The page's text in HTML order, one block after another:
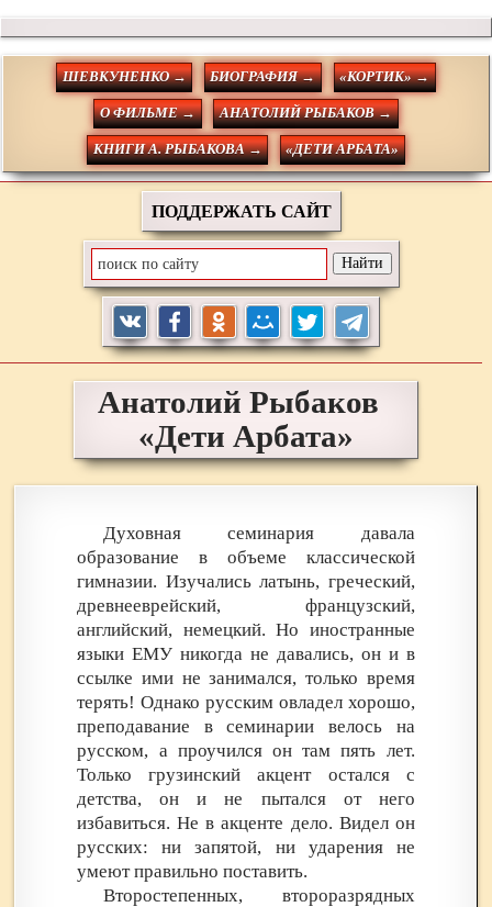
ШЕВКУНЕНКО → БИОГРАФИЯ → «КОРТИК» →
О ФИЛЬМЕ → АНАТОЛИЙ РЫБАКОВ →
КНИГИ А. РЫБАКОВА → «ДЕТИ АРБАТА»
ПОДДЕРЖАТЬ САЙТ
Анатолий Рыбаков
«Дети Арбата»
Духовная семинария давала
образование в объеме классической
гимназии. Изучались латынь, греческий,
древнееврейский, французский,
английский, немецкий. Но иностранные
языки ЕМУ никогда не давались, он и в
ссылке ими не занимался, только время
терять! Однако русским овладел хорошо,
преподавание в семинарии велось на
русском, а проучился он там пять лет.
Только грузинский акцент остался с
детства, он и не пытался от него
избавиться. Не в акценте дело. Видел он
русских: ни запятой, ни ударения не
умеют правильно поставить.
Второстепенных, второразрядных